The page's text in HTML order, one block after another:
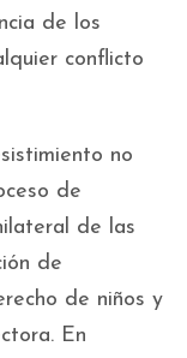
de los
conflicto
no
de
de las
de
de niños y
En